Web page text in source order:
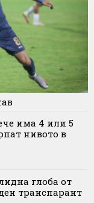
има 4 или 5
нивото в
глоба от
транспарант